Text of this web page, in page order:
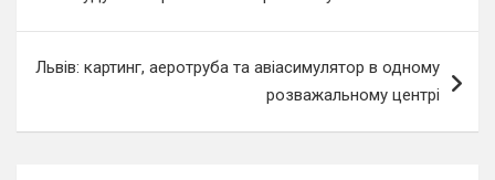
Львів: картинг, аеротруба та авіасимулятор в одному
розважальному центрі